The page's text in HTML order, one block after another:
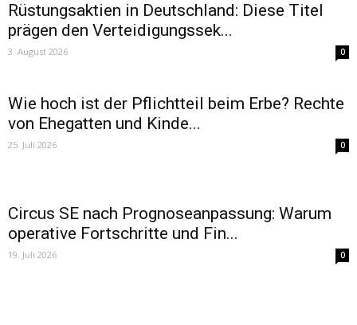
Rüstungsaktien in Deutschland: Diese Titel
prägen den Verteidigungssek...
3. August 2026 0
Wie hoch ist der Pflichtteil beim Erbe? Rechte
von Ehegatten und Kinde...
25. Juli 2026 0
Circus SE nach Prognoseanpassung: Warum
operative Fortschritte und Fin...
19. Juli 2026 0